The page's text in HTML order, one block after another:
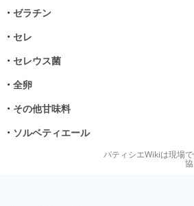
• ゼラチン
• セレ
• セレウス菌
• 全卵
• その他甘味料
• ソルベティエール
パティシエWikiは現場